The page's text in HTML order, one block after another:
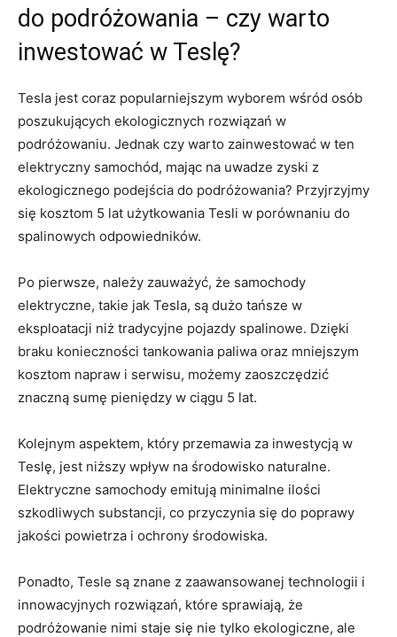
do ​podróżowania – czy warto
⁤inwestować w Teslę?
Tesla jest⁣ coraz⁣ popularniejszym wyborem ⁤wśród osób
poszukujących ekologicznych rozwiązań w
podróżowaniu. Jednak czy warto zainwestować w ten
elektryczny ⁤samochód, mając na⁣ uwadze ⁤zyski z
ekologicznego podejścia do podróżowania?⁢ Przyjrzyjmy
się kosztom 5 lat użytkowania Tesli w porównaniu do
spalinowych odpowiedników.
Po pierwsze, należy zauważyć, że samochody
elektryczne,⁤ takie jak Tesla, są dużo tańsze w
eksploatacji niż tradycyjne pojazdy spalinowe. Dzięki
braku konieczności tankowania paliwa oraz‌ mniejszym
kosztom napraw i serwisu, możemy zaoszczędzić
znaczną sumę pieniędzy w ⁣ciągu 5 lat.
Kolejnym aspektem, który przemawia za inwestycją w
Teslę, jest niższy wpływ‍ na środowisko naturalne.
Elektryczne samochody emitują minimalne ilości
szkodliwych ​substancji, co przyczynia się do poprawy⁣
jakości powietrza i ochrony środowiska.
Ponadto,​ Tesle są znane z zaawansowanej technologii i
innowacyjnych rozwiązań, ⁤które​ sprawiają, ‌że
podróżowanie nimi staje ​się nie tylko ekologiczne, ale‍